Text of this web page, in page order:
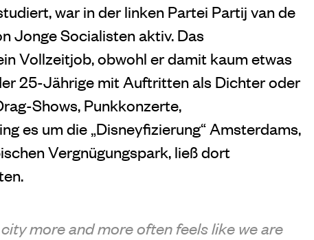
war in der linken Partei Partij van de
Jonge Socialisten aktiv. Das
Vollzeitjob, obwohl er damit kaum etwas
25-Jährige mit Auftritten als Dichter oder
Shows, Punkkonzerte,
es um die „Disneyfizierung“ Amsterdams,
Vergnügungspark, ließ dort
citymore and more often feels like we are